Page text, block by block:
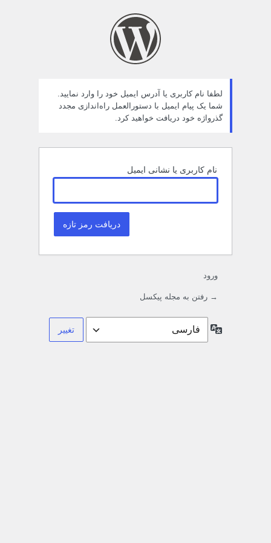
لطفا نام کاربری یا آدرس ایمیل خود را وارد نمایید.
شما یک پیام ایمیل با دستورالعمل راه‌اندازی مجدد
گذرواژه خود دریافت خواهید کرد.
نام کاربری یا نشانی ایمیل
ورود
→ رفتن به مجله پیکسل
زبان